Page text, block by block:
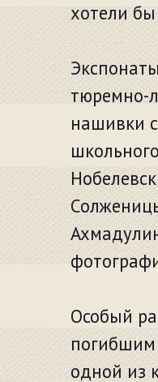
хотели бы
тюремно-
нашивки
Особый
погибшим
одной из